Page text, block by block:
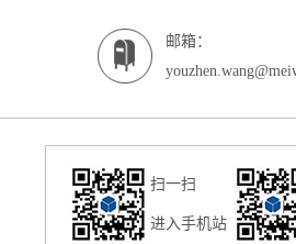
邮箱：
扫一扫
进入手机站